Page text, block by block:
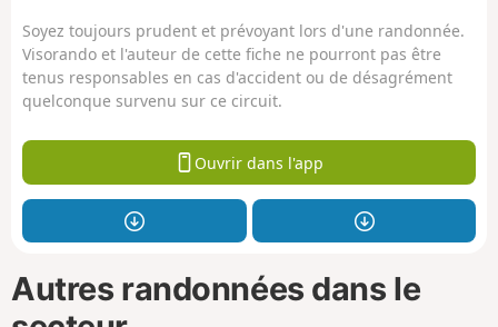
Soyez toujours prudent et prévoyant lors d'une randonnée.
Visorando et l'auteur de cette fiche ne pourront pas être
tenus responsables en cas d'accident ou de désagrément
quelconque survenu sur ce circuit.
Ouvrir dans l'app
Autres randonnées dans le